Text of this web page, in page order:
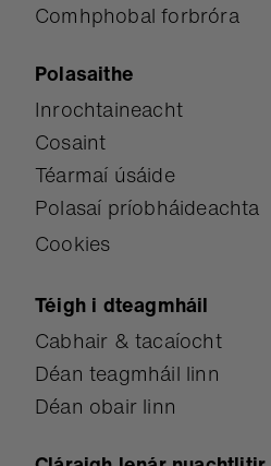
Comhphobal forbróra
Polasaithe
Inrochtaineacht
Cosaint
Téarmaí úsáide
Polasaí príobháideachta
Cookies
Téigh i dteagmháil
Cabhair & tacaíocht
Déan teagmháil linn
Déan obair linn